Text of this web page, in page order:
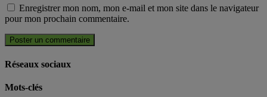
Enregistrer mon nom, mon e-mail et mon site dans le navigateur
pour mon prochain commentaire.
Réseaux sociaux
Mots-clés